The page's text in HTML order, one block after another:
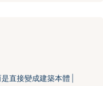
直接變成建築本體 |